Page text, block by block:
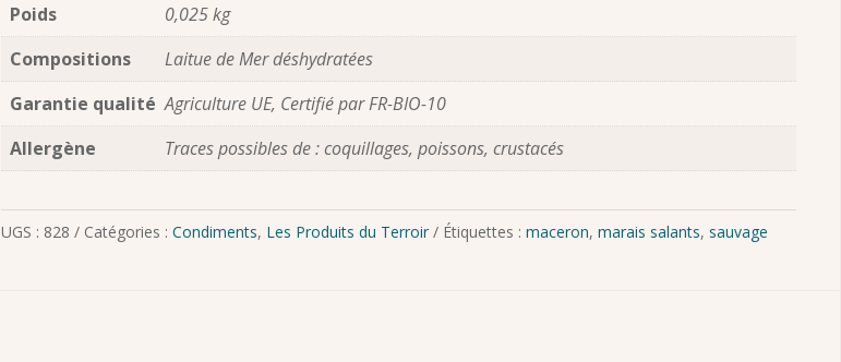
Poids
0,025 kg
Compositions
Laitue de Mer déshydratées
Garantie qualité Agriculture UE, Certifié par FR-BIO-10
Allergène
Traces possibles de : coquillages, poissons, crustacés
UGS : 828 Catégories : Condiments, Les Produits du Terroir Étiquettes : maceron, marais salants, sauvage